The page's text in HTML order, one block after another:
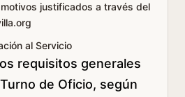
justificados a través del
al Servicio
requisitos generales
de Oficio, según